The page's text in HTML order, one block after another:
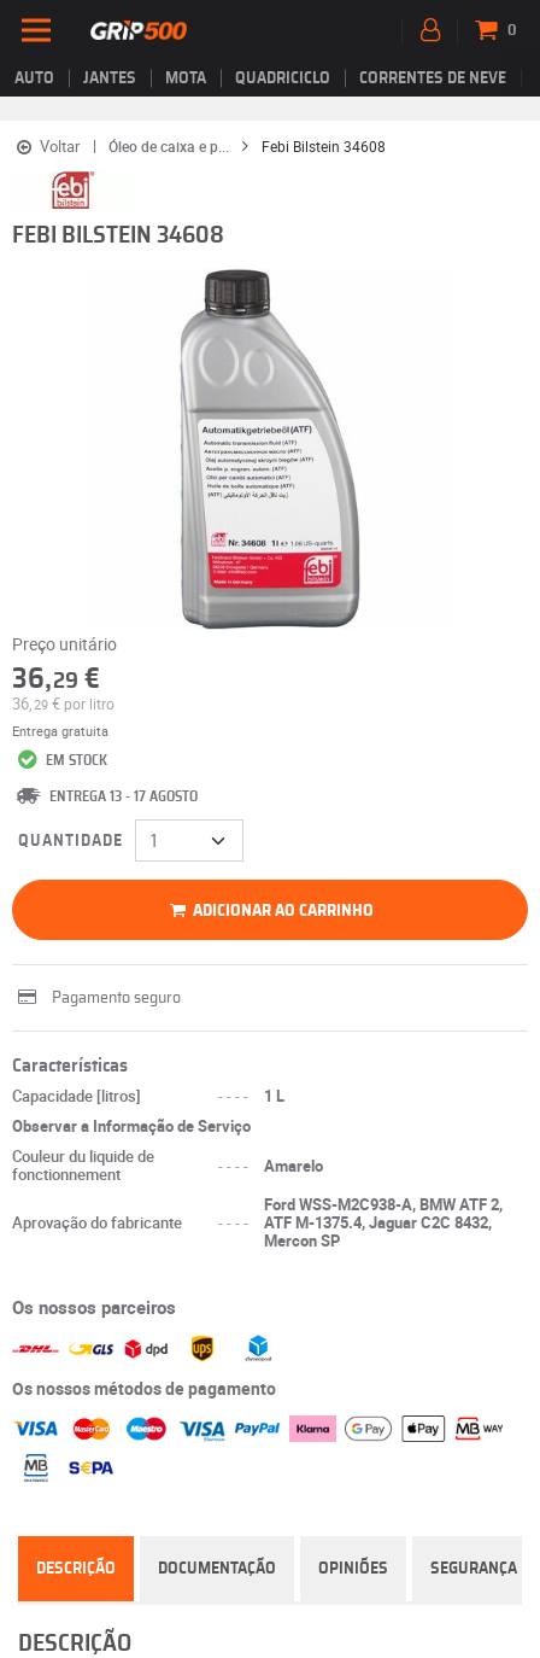
AUTO JANTES MOTA QUADRICICLO CORRENTES DE NEVE
0
Voltar Óleo de caixa e p... Febi Bilstein 34608
FEBI BILSTEIN 34608
Preço unitário
36,29 €
36,29 € por litro
Entrega gratuita
EM STOCK
ENTREGA 13 - 17 AGOSTO
QUANTIDADE
ADICIONAR AO CARRINHO
Pagamento seguro
Características
Capacidade [litros] ----
1 L
Observar a Informação de Serviço
Couleur du liquide de
fonctionnement
---- Amarelo
Aprovação do fabricante ----
Ford WSS-M2C938-A, BMW ATF 2,
ATF M-1375.4, Jaguar C2C 8432,
Mercon SP
Os nossos parceiros
Os nossos métodos de pagamento
DESCRIÇÃO DOCUMENTAÇÃO OPINIÕES SEGURANÇA
DESCRIÇÃO